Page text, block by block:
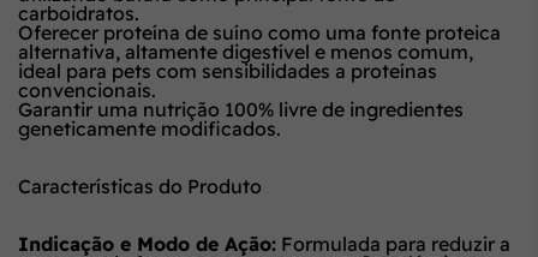
carboidratos.
Oferecer proteína de suíno como uma fonte proteica
alternativa, altamente digestível e menos comum,
ideal para pets com sensibilidades a proteínas
convencionais.
Garantir uma nutrição 100% livre de ingredientes
geneticamente modificados.
Características do Produto
Indicação e Modo de Ação: Formulada para reduzir a